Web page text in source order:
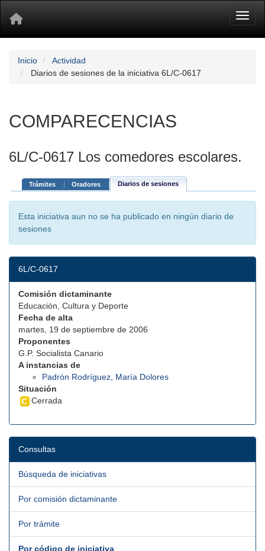
Inicio
Actividad
Diarios de sesiones de la iniciativa 6L/C-0617
COMPARECENCIAS
6L/C-0617 Los comedores escolares.
Trámites Oradores Diarios de sesiones
Esta iniciativa aun no se ha publicado en ningún diario de
sesiones
6L/C-0617
Comisión dictaminante
Educación, Cultura y Deporte
Fecha de alta
martes, 19 de septiembre de 2006
Proponentes
G.P. Socialista Canario
A instancias de
Padrón Rodríguez, María Dolores
Situación
Cerrada
Consultas
Búsqueda de iniciativas
Por comisión dictaminante
Por trámite
Por código de iniciativa